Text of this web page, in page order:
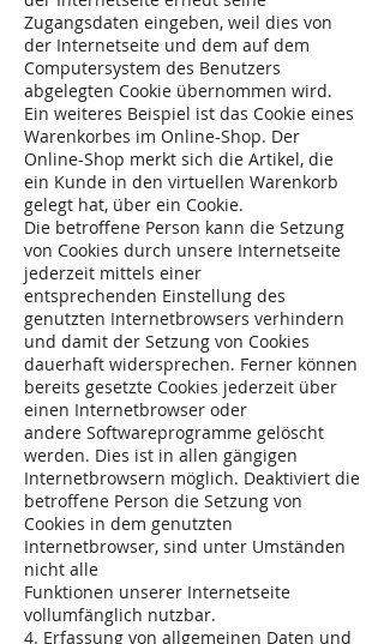
Zugangsdaten eingeben, weil dies von
der Internetseite und dem auf dem
Computersystem des Benutzers
abgelegten Cookie übernommen wird.
Ein weiteres Beispiel ist das Cookie eines
Warenkorbes im Online-Shop. Der
Online-Shop merkt sich die Artikel, die
ein Kunde in den virtuellen Warenkorb
gelegt hat, über ein Cookie.
Die betroffene Person kann die Setzung
von Cookies durch unsere Internetseite
jederzeit mittels einer
entsprechenden Einstellung des
genutzten Internetbrowsers verhindern
und damit der Setzung von Cookies
dauerhaft widersprechen. Ferner können
bereits gesetzte Cookies jederzeit über
einen Internetbrowser oder
andere Softwareprogramme gelöscht
werden. Dies ist in allen gängigen
Internetbrowsern möglich. Deaktiviert die
betroffene Person die Setzung von
Cookies in dem genutzten
Internetbrowser, sind unter Umständen
nicht alle
Funktionen unserer Internetseite
vollumfänglich nutzbar.
4. Erfassung von allgemeinen Daten und